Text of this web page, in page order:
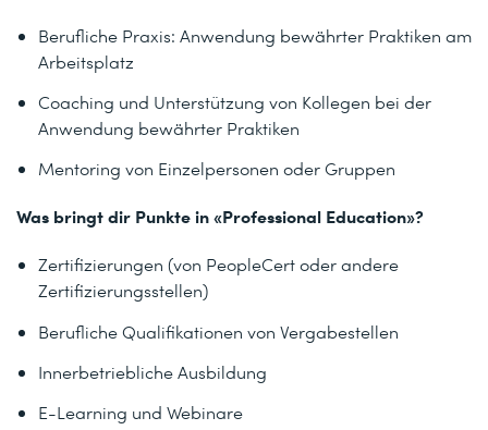
Berufliche Praxis: Anwendung bewährter Praktiken am
Arbeitsplatz
Coaching und Unterstützung von Kollegen bei der
Anwendung bewährter Praktiken
Mentoring von Einzelpersonen oder Gruppen
Was bringt dir Punkte in «Professional Education»?
Zertifizierungen (von PeopleCert oder andere
Zertifizierungsstellen)
Berufliche Qualifikationen von Vergabestellen
Innerbetriebliche Ausbildung
E-Learning und Webinare